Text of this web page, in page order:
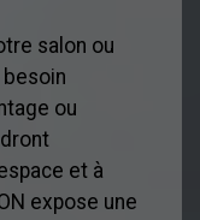
salon ou
ou
et à
expose une